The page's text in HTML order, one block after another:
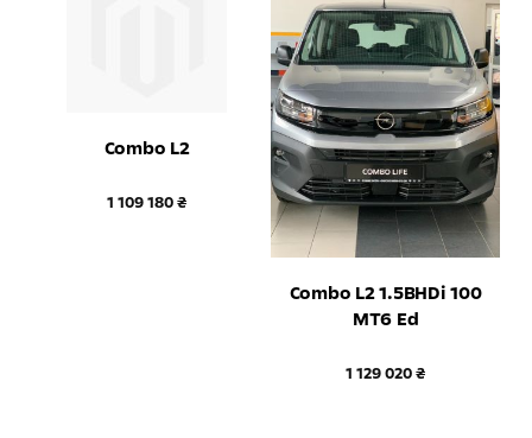
Combo L2
1 109 180 ₴
Combo L2 1.5BHDi 100
MT6 Ed
1 129 020 ₴